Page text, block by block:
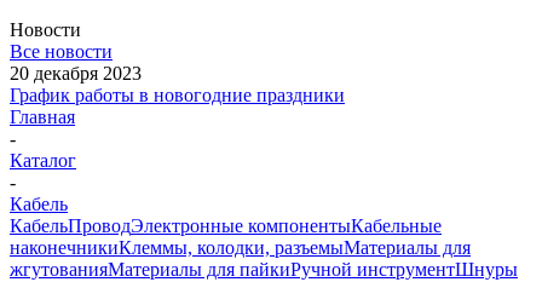
Новости
Все новости
20 декабря 2023
График работы в новогодние праздники
Главная
-
Каталог
-
Кабель
КабельПроводЭлектронные компонентыКабельные
наконечникиКлеммы, колодки, разъемыМатериалы для
жгутованияМатериалы для пайкиРучной инструментШнуры